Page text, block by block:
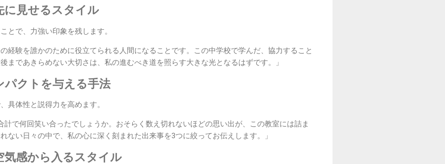
に見せるスタイル
とで、力強い印象を残します。
の経験を誰かのために役立てられる人間になることです。この中学校で学んだ、協力すること
まであきらめない大切さは、私の進むべき道を照らす大きな光となるはずです。」
パクトを与える手法
具体性と説得力を高めます。
計で何回笑い合ったでしょうか。おそらく数え切れないほどの思い出が、この教室には詰ま
ない日々の中で、私の心に深く刻まれた出来事を3つに絞ってお伝えします。」
気感から入るスタイル